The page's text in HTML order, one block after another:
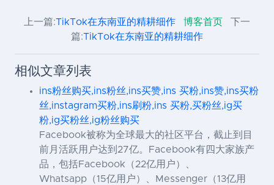
上一篇:TikTok在东南亚的精耕细作 博客首页
下一
篇:TikTok在东南亚的精耕细作
相似文章列表
ins粉丝购买,ins粉丝,ins买赞,ins 买粉,ins赞,ins买粉
丝,instagram买粉,ins刷粉,ins 买粉,买粉丝,ig买
粉,ig买粉丝,ig粉丝购买
Facebook被称为全球最大的社区平台，截止到目
前月活跃用户达到27亿。Facebook有四大家族产
品，包括Facebook（22亿用户）、
Whatsapp（15亿用户）、Messenger（13亿用